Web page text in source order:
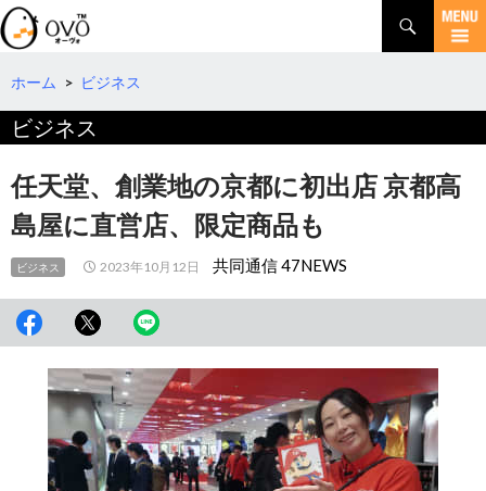
検
索
コ
テ
へ
ホーム > ビジネス
ビジネス
任天堂、創業地の京都に初出店 京都高
島屋に直営店、限定商品も
ビジネス 2023年10月12日 共同通信 47NEWS